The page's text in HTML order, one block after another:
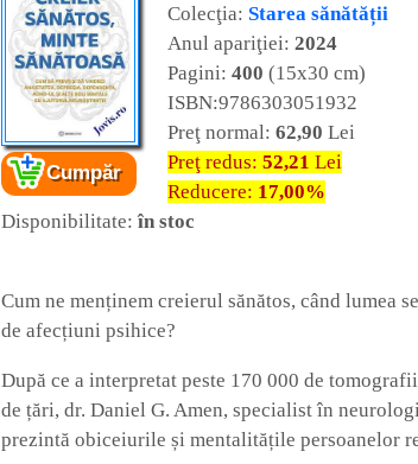
Cartea:Creier sănătos, minte sănătoasă
Daniel G. Amen,
Editura:Bookzone
Cumpăr
Colecţia: Starea sănătății
Anul apariţiei: 2024
Pagini: 400 (15x30 cm)
ISBN:9786303051932
Preţ normal: 62,90 Lei
Preţ redus: 52,21 Lei
Reducere: 17,00%
Disponibilitate:în stoc
Cum ne menținem creierul sănătos, când lumea
de afecțiuni psihice?
După ce a interpretat peste 170 000 de
de țări, dr. Daniel G. Amen, specialist în
prezintă obiceiurile și mentalitățile persoanelor